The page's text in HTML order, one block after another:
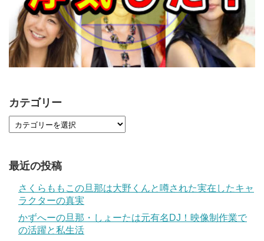
カテゴリー
最近の投稿
さくらももこの旦那は大野くんと噂された実在したキャ
ラクターの真実
かずへーの旦那・しょーたは元有名DJ！映像制作業で
の活躍と私生活